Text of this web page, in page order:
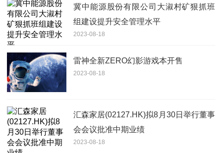
冀中能源股份有限公司大淑村矿狠抓班
组建设提升安全管理水平
2023-08-18
雷神全新ZERO幻影游戏本开售
2023-08-18
汇森家居(02127.HK)拟8月30日举行董事
会会议批准中期业绩
2023-08-18